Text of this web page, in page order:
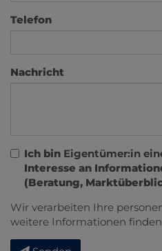
Telefon
Nachricht
Ich bin Eigentümer:in
Interesse an
(Beratung,
Wir verarbeiten Ihre
weitere Informationen finden